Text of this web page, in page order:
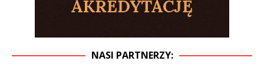
NASI PARTNERZY: